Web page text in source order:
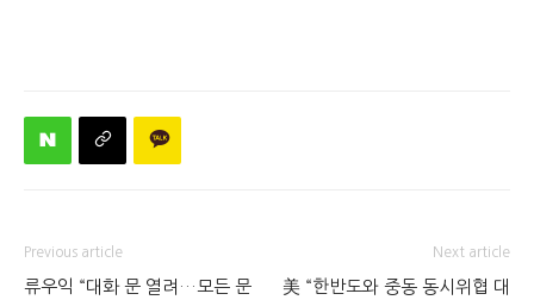
Previous article
류우익 “대화 문 열려…모든 문
Next article
美 “한반도와 중동 동시위협 대